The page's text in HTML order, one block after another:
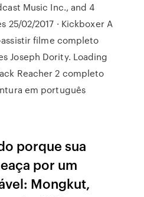
Music Inc., and 4
25/02/2017 · Kickboxer A
filme completo
Joseph Dority. Loading
Reacher 2 completo
em português
porque sua
por um
Mongkut,